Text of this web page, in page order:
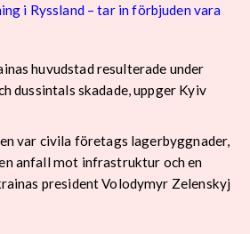
i Ryssland – tar in förbjuden vara
huvudstad resulterade under
dussintals skadade, uppger Kyiv
var civila företags lagerbyggnader,
anfall mot infrastruktur och en
president Volodymyr Zelenskyj